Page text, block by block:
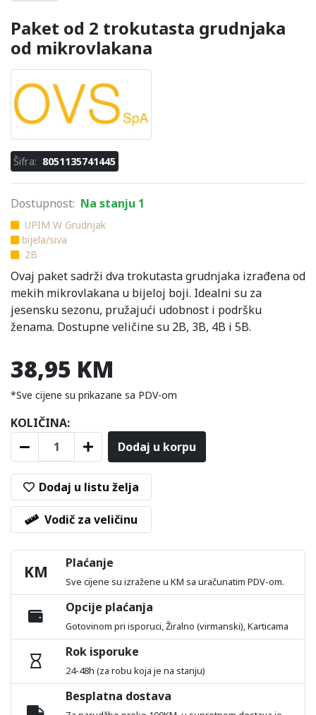
Paket od 2 trokutasta grudnjaka
od mikrovlakana
Šifra: 8051135741445
Dostupnost: Na stanju 1
UPIM W Grudnjak
bijela/siva
2B
Ovaj paket sadrži dva trokutasta grudnjaka izrađena od
mekih mikrovlakana u bijeloj boji. Idealni su za
jesensku sezonu, pružajući udobnost i podršku
ženama. Dostupne veličine su 2B, 3B, 4B i 5B.
38,95 KM
*Sve cijene su prikazane sa PDV-om
KOLIČINA:
Dodaj u korpu
Dodaj u listu želja
Vodič za veličinu
KM Plaćanje
Sve cijene su izražene u KM sa uračunatim PDV-om.
Opcije plaćanja
Gotovinom pri isporuci, Žiralno (virmanski), Karticama
Rok isporuke
24-48h (za robu koja je na stanju)
Besplatna dostava